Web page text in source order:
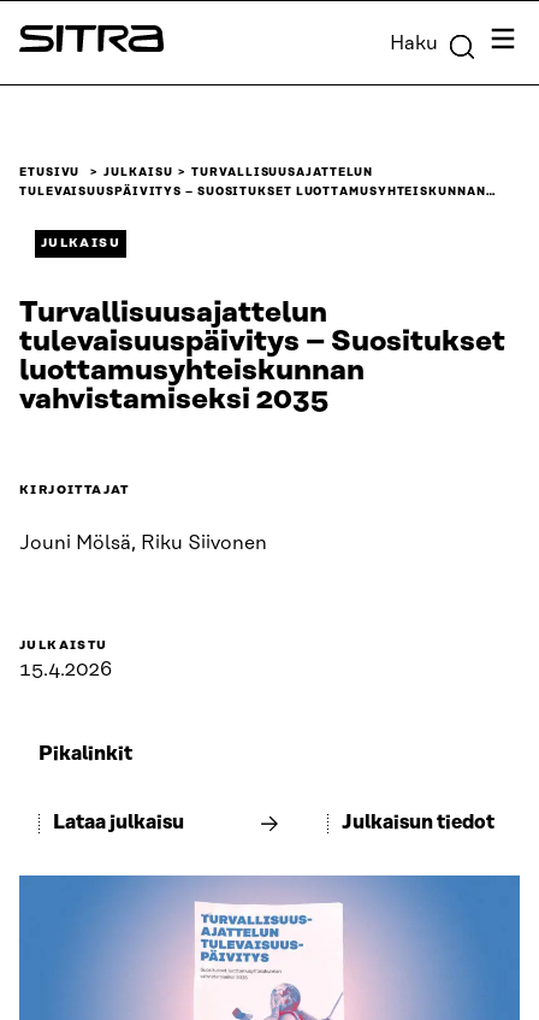
Siirry
suoraan
Sitra Haku
ETUSIVU JULKAISU
TURVALLISUUSAJATTELUN
TULEVAISUUSPÄIVITYS – SUOSITUKSET LUOTTAMUSYHTEISKUNNAN…
JULKAISU
Turvallisuusajattelun
tulevaisuuspäivitys – Suositukset
luottamusyhteiskunnan
vahvistamiseksi 2035
KIRJOITTAJAT
Jouni Mölsä, Riku Siivonen
JULKAISTU
15.4.2026
Pikalinkit
Lataa julkaisu Julkaisun tiedot